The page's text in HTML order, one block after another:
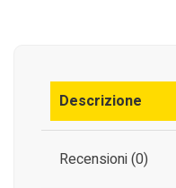
Descrizione
Recensioni (0)